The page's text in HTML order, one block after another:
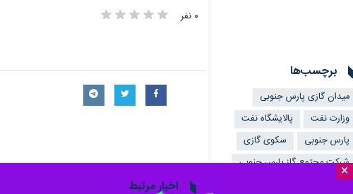
×
۰ نفر
برچسب‌ها
میدان گازی پارس جنوبی
وزارت نفت
پالایشگاه نفت
پارس جنوبی
سکوی گازی
شرکت مجتمع گاز پارس جنوبی
اخبار مرتبط